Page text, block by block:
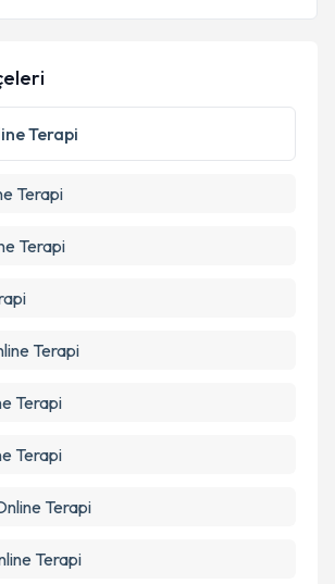
okudum ve kişisel verilerimin belirtilen
işlenmesini kabul ediyorum.
Takvim Talebini Gönder
Terapi
Terapi
Terapi
Terapi
Terapi
Terapi
Terapi
Terapi